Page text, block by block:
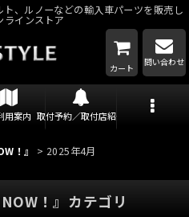
、ルノーなどの輸入車パーツを販売し
ラインストア
カート
問い合わせ
用案内 取付予約／取付店紹介
！』 > 2025年4月
！』カテゴリ